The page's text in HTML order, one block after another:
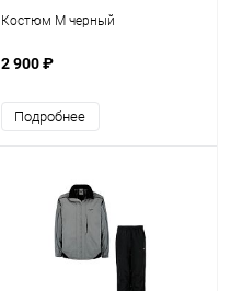
Костюм М черный
2 900 ₽
Подробнее